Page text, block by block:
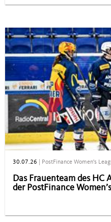
30.07.26 PostFinance Women's
Das Frauenteam des HC
der PostFinance